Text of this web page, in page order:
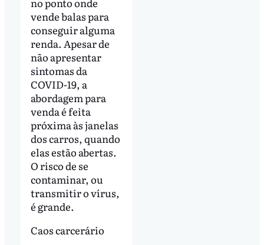
vende balas para
conseguir alguma
renda. Apesar de
não apresentar
sintomas da
COVID-19, a
abordagem para
venda é feita
próxima às janelas
dos carros, quando
elas estão abertas.
O risco de se
contaminar, ou
transmitir o vírus,
é grande.
Caos carcerário